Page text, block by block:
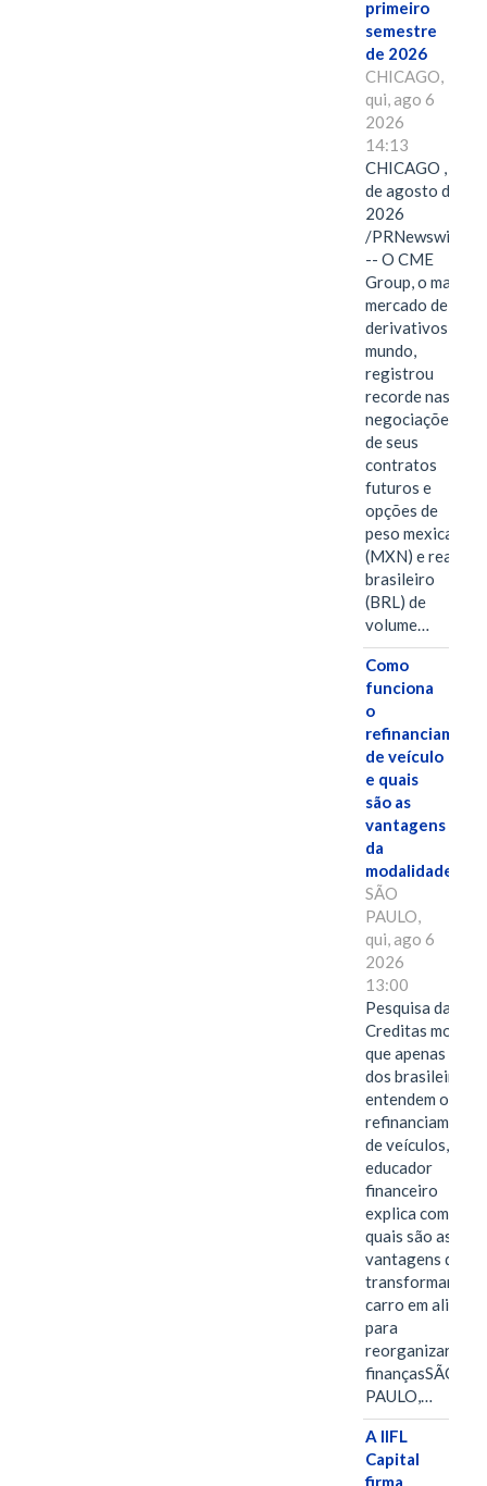
primeiro
semestre
de 2026
CHICAGO,
qui, ago 6
2026
14:13
CHICAGO , 6
de agosto de
2026
/PRNewswire/
-- O CME
Group, o maior
mercado de
derivativos do
mundo,
registrou
recorde nas
negociações
de seus
contratos
futuros e
opções de
peso mexicano
(MXN) e real
brasileiro
(BRL) de
volume…
Como
funciona
o
de veículo
e quais
são as
vantagens
da
modalidade?
SÃO
PAULO,
qui, ago 6
2026
13:00
Pesquisa da
Creditas mostra
que apenas 28%
dos brasileiros
entendem o
refinanciamento
de veículos,
educador
financeiro
explica como e
quais são as
vantagens de
transformar o
carro em aliado
para
reorganizar as
finançasSÃO
PAULO,…
A IIFL
Capital
firma